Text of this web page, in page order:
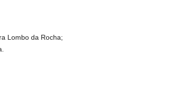
Lombo da Rocha;